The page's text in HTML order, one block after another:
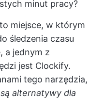
minut pracy?
miejsce, w którym
śledzenia czasu
a jednym z
jest Clockify.
tego narzędzia,
alternatywy dla